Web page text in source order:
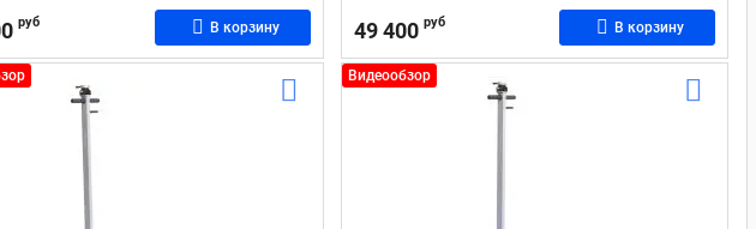
руб В корзину 49 400 руб В корзину
Видеообзор